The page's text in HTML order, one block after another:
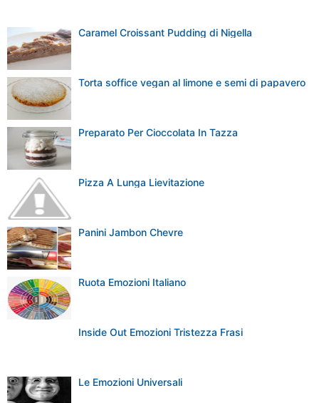
Caramel Croissant Pudding di Nigella
Torta soffice vegan al limone e semi di papavero
Preparato Per Cioccolata In Tazza
Pizza A Lunga Lievitazione
Panini Jambon Chevre
Ruota Emozioni Italiano
Inside Out Emozioni Tristezza Frasi
Le Emozioni Universali